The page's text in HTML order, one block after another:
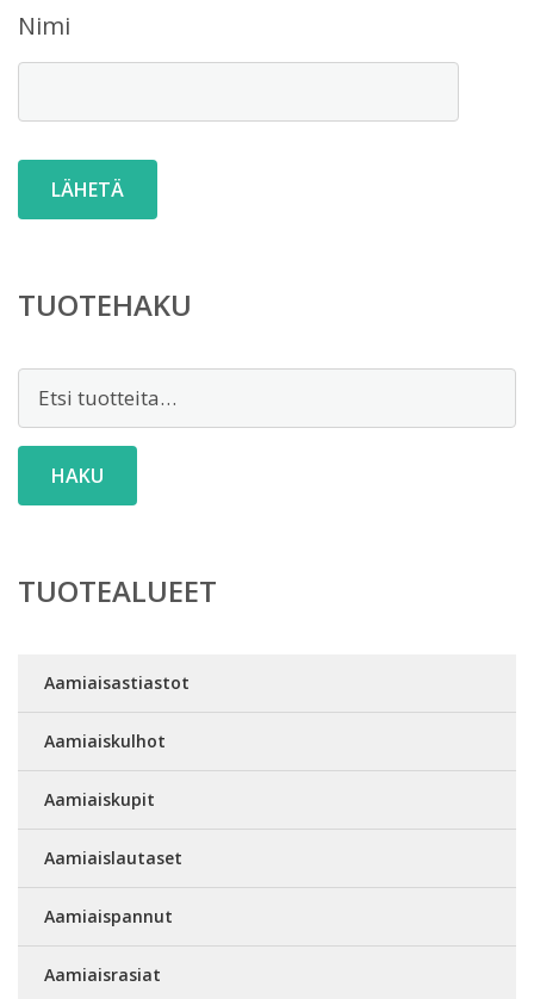
Nimi
TUOTEHAKU
Etsi:
HAKU
TUOTEALUEET
Aamiaisastiastot
Aamiaiskulhot
Aamiaiskupit
Aamiaislautaset
Aamiaispannut
Aamiaisrasiat